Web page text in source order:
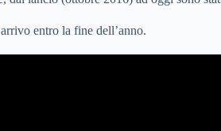
entro la fine dell’anno.